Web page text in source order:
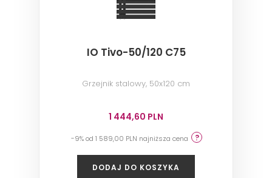
IO Tivo-50/120 C75
Grzejnik stalowy, 50x120 cm
1 444,60 PLN
-9% od 1 589,00 PLN najniższa cena
DODAJ DO KOSZYKA